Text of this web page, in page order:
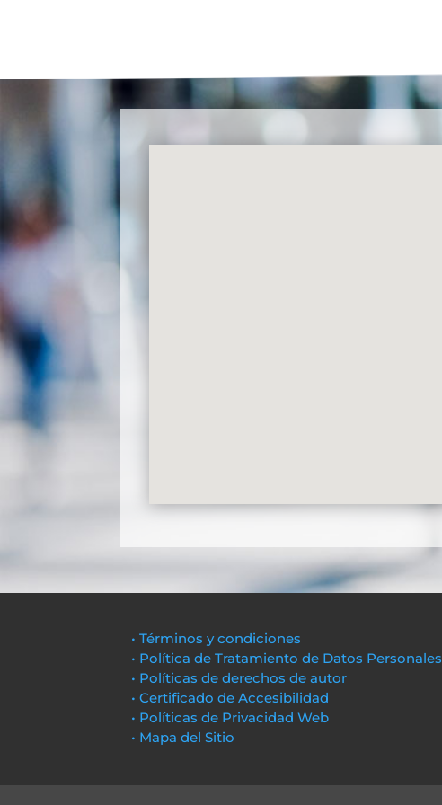
• Términos y condiciones
• Política de Tratamiento de Datos Personales
• Políticas de derechos de autor
• Certificado de Accesibilidad
• Políticas de Privacidad Web
• Mapa del Sitio